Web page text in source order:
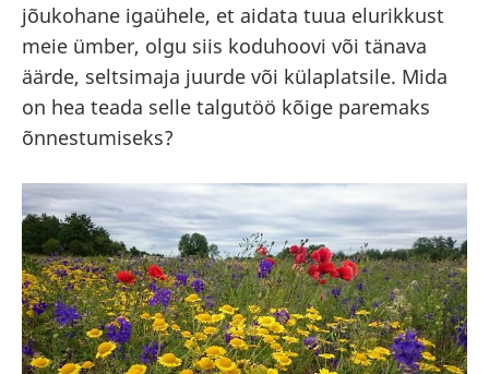
jõukohane igaühele, et aidata tuua elurikkust
meie ümber, olgu siis koduhoovi või tänava
äärde, seltsimaja juurde või külaplatsile. Mida
on hea teada selle talgutöö kõige paremaks
õnnestumiseks?